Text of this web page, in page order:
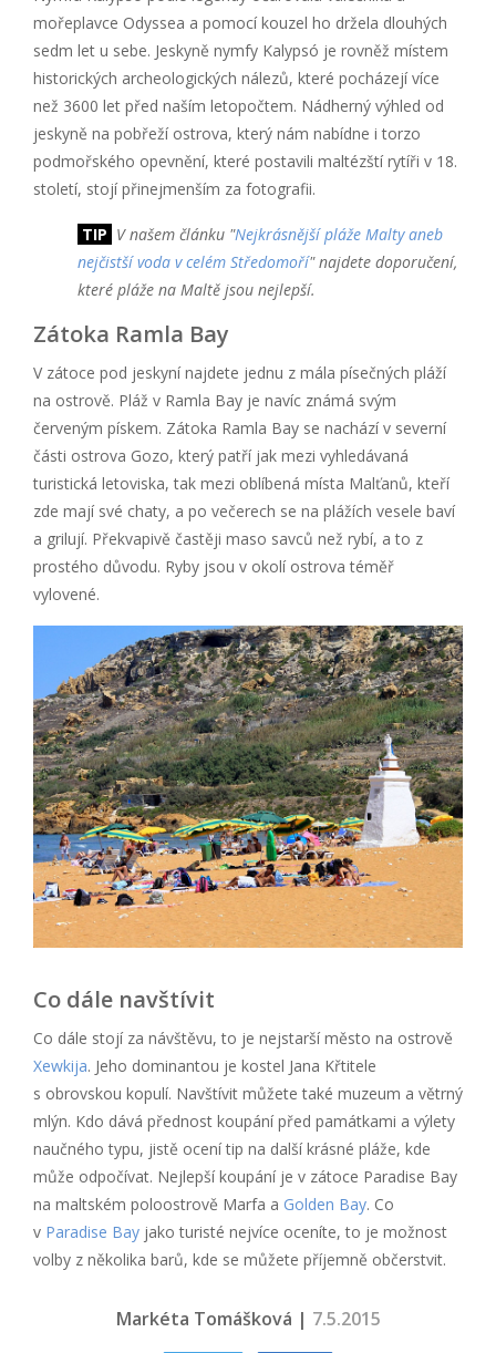
mořeplavce Odyssea a pomocí kouzel ho držela dlouhých
sedm let u sebe. Jeskyně nymfy Kalypsó je rovněž místem
historických archeologických nálezů, které pocházejí více
než 3600 let před naším letopočtem. Nádherný výhled od
jeskyně na pobřeží ostrova, který nám nabídne i torzo
podmořského opevnění, které postavili maltézští rytíři v 18.
století, stojí přinejmenším za fotografii.
TIP V našem článku "Nejkrásnější pláže Malty aneb
nejčistší voda v celém Středomoří" najdete doporučení,
které pláže na Maltě jsou nejlepší.
Zátoka Ramla Bay
V zátoce pod jeskyní najdete jednu z mála písečných pláží
na ostrově. Pláž v Ramla Bay je navíc známá svým
červeným pískem. Zátoka Ramla Bay se nachází v severní
části ostrova Gozo, který patří jak mezi vyhledávaná
turistická letoviska, tak mezi oblíbená místa Malťanů, kteří
zde mají své chaty, a po večerech se na plážích vesele baví
a grilují. Překvapivě častěji maso savců než rybí, a to z
prostého důvodu. Ryby jsou v okolí ostrova téměř
vylovené.
Co dále navštívit
Co dále stojí za návštěvu, to je nejstarší město na ostrově
Xewkija. Jeho dominantou je kostel Jana Křtitele
s obrovskou kopulí. Navštívit můžete také muzeum a větrný
mlýn. Kdo dává přednost koupání před památkami a výlety
naučného typu, jistě ocení tip na další krásné pláže, kde
může odpočívat. Nejlepší koupání je v zátoce Paradise Bay
na maltském poloostrově Marfa a Golden Bay. Co
v Paradise Bay jako turisté nejvíce oceníte, to je možnost
volby z několika barů, kde se můžete příjemně občerstvit.
Markéta Tomášková | 7.5.2015